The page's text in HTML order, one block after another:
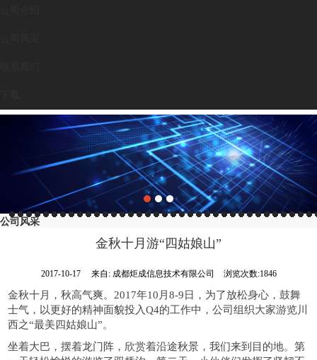
公司风采
金秋十月游“四姑娘山”
2017-10-17 来自: 成都炬成信息技术有限公司 浏览次数:1846
金秋十月，秋高气爽。2017年10月8-9日，为了放松身心，鼓舞
士气，以更好的精神面貌投入Q4的工作中，公司组织大家游览川
西之“最美四姑娘山”。
坐着大巴，摆着龙门阵，欣赏着沿途秋景，我们来到目的地。第